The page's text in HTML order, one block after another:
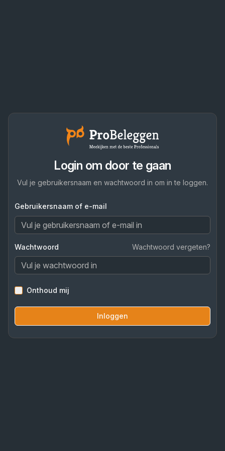
Login om door te gaan
Vul je gebruikersnaam en wachtwoord in om in te loggen.
Gebruikersnaam of e-mail
Wachtwoord Wachtwoord vergeten?
Onthoud mij
Inloggen